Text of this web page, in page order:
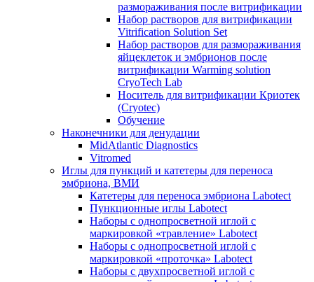
размораживания после витрификации
Набор растворов для витрификации
Vitrification Solution Set
Набор растворов для размораживания
яйцеклеток и эмбрионов после
витрификации Warming solution
CryoTech Lab
Носитель для витрификации Криотек
(Cryotec)
Обучение
Наконечники для денудации
MidAtlantic Diagnostics
Vitromed
Иглы для пункций и катетеры для переноса
эмбриона, ВМИ
Катетеры для переноса эмбриона Labotect
Пункционные иглы Labotect
Наборы с однопросветной иглой с
маркировкой «травление» Labotect
Наборы с однопросветной иглой с
маркировкой «проточка» Labotect
Наборы с двухпросветной иглой с